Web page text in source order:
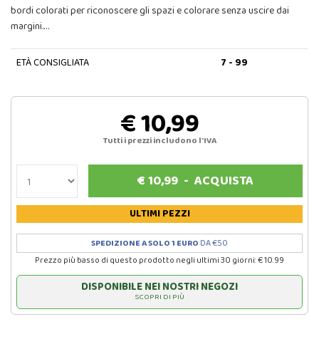
bordi colorati per riconoscere gli spazi e colorare senza uscire dai
margini.…
ETÀ CONSIGLIATA 7 - 99
€ 10,99
Tutti i prezzi includono l'IVA
€10,99 -ACQUISTA
ULTIMI PEZZI
SPEDIZIONE A SOLO 1 EURO DA €50
Prezzo più basso di questo prodotto negli ultimi 30 giorni: € 10.99
DISPONIBILE NEI NOSTRI NEGOZI
SCOPRI DI PIÙ